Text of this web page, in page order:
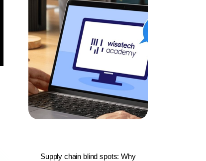
Supply chain blind spots: Why